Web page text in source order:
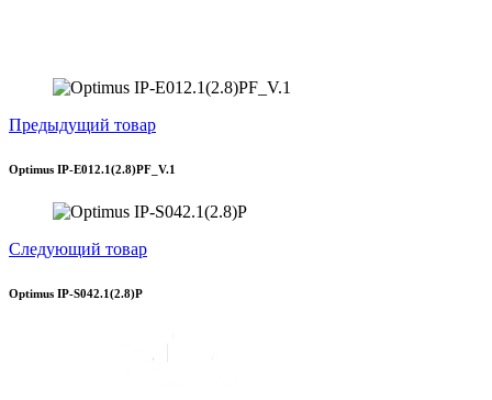
Предыдущий товар
Optimus IP-E012.1(2.8)PF_V.1
Следующий товар
Optimus IP-S042.1(2.8)P